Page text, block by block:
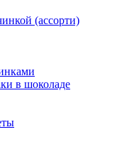
(ассорти)
в шоколаде